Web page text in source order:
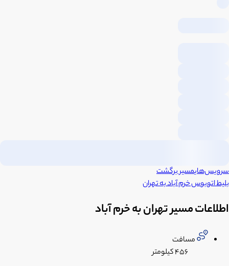
سرویس‌هایمسیر برگشت
بلیط اتوبوسخرم آبادبهتهران
اطلاعات مسیر تهران به خرم آباد
مسافت
۴۵۶ کیلومتر